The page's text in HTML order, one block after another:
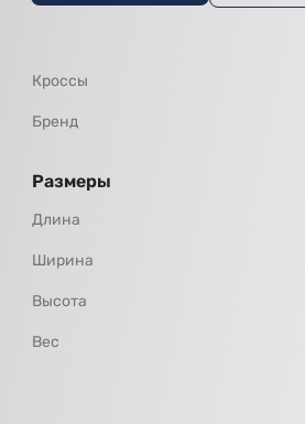
Кроссы
Бренд
Размеры
Длина
Ширина
Высота
Вес